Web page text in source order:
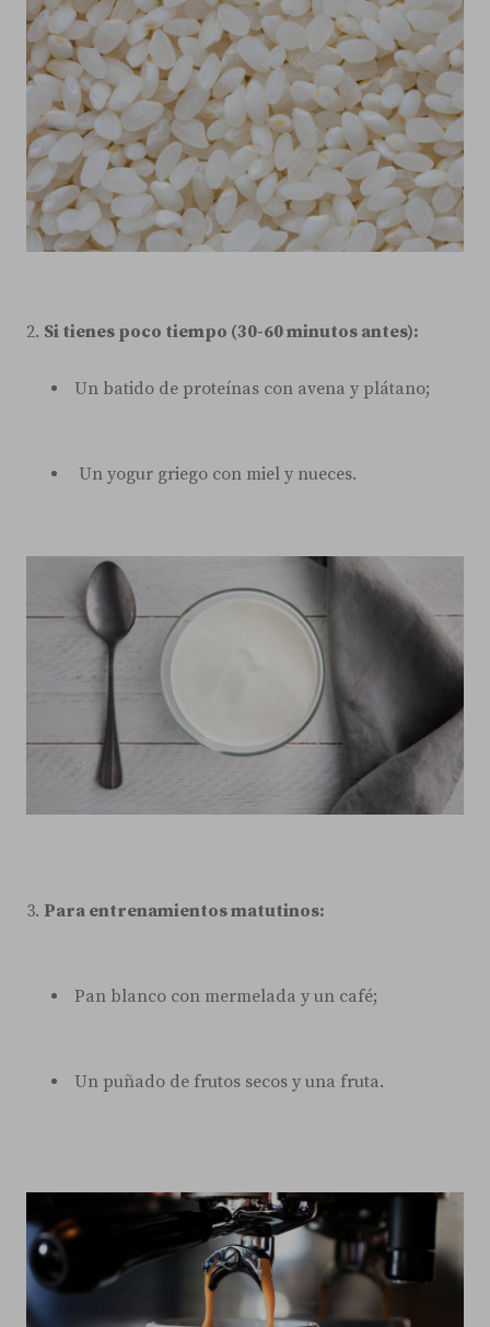
2. Si tienes poco tiempo (30-60 minutos antes):
Un batido de proteínas con avena y plátano;
Un yogur griego con miel y nueces.
3. Para entrenamientos matutinos:
Pan blanco con mermelada y un café;
Un puñado de frutos secos y una fruta.